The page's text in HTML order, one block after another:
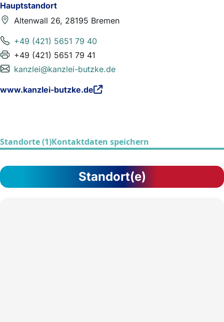
Hauptstandort
Altenwall 26, 28195 Bremen
+49 (421) 5651 79 40
+49 (421) 5651 79 41
kanzlei@kanzlei-butzke.de
www.kanzlei-butzke.de
Standorte (1)Kontaktdaten speichern
Standort(e)